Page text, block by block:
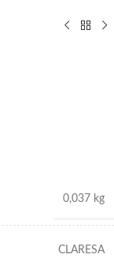
0,037 kg
CLARESA